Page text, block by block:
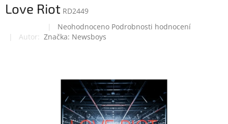
Love Riot RD2449
Průměrné
hodnocení
hvězdiček.
Neohodnoceno Podrobnosti hodnocení
Značka: Newsboys